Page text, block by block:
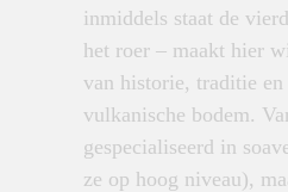
inmiddels staat de
het roer – maakt hier
van historie, traditie
vulkanische bodem.
gespecialiseerd in
ze op hoog niveau),